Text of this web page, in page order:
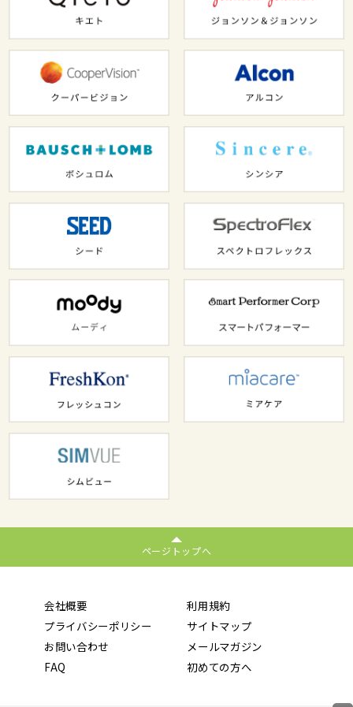
ページトップへ
会社概要
利用規約
プライバシーポリシー
サイトマップ
お問い合わせ
メールマガジン
FAQ
初めての方へ